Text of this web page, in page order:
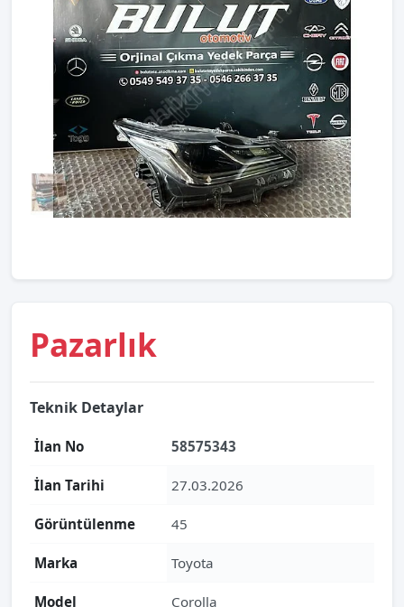
Pazarlık
Teknik Detaylar
İlan No 58575343
İlan Tarihi 27.03.2026
Görüntülenme 45
Marka Toyota
Model Corolla